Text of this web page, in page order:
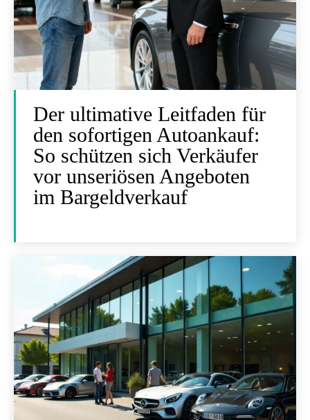
Der ultimative Leitfaden für
den sofortigen Autoankauf:
So schützen sich Verkäufer
vor unseriösen Angeboten
im Bargeldverkauf